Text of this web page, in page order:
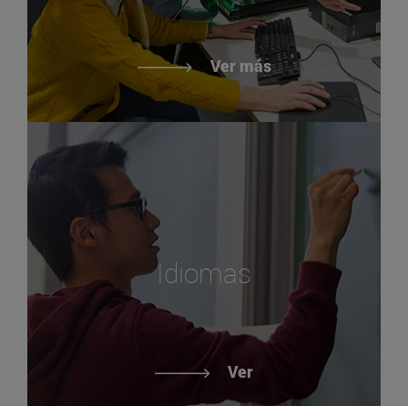
Ver más
Idiomas
Ver